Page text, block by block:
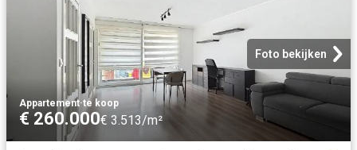
Foto bekijken
Appartement·te koop
€ 260.000€ 3.513/m²